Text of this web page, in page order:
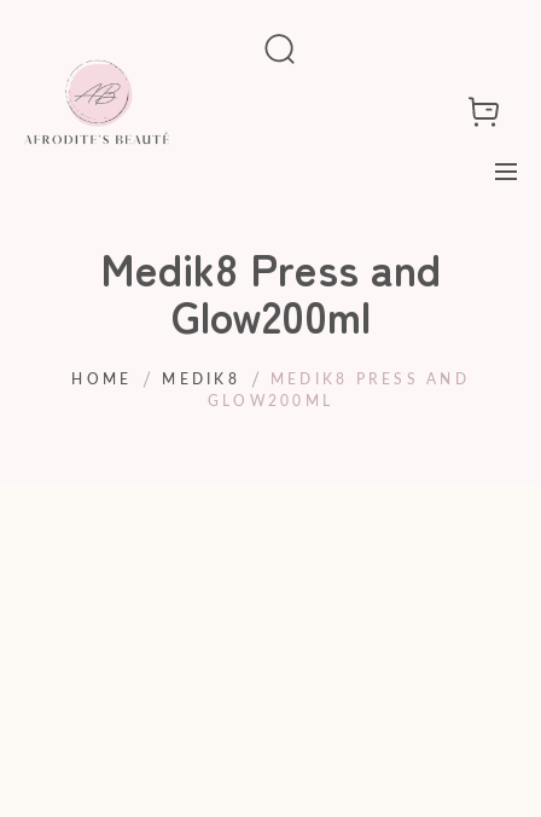
Medik8 Press and
Glow200ml
HOME MEDIK8
MEDIK8 PRESS AND
GLOW200ML